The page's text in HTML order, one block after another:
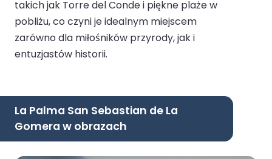
takich jak Torre del Conde i piękne plaże w
pobliżu, co czyni je idealnym miejscem
zarówno dla miłośników przyrody, jak i
entuzjastów historii.
La Palma San Sebastian de La
Gomera w obrazach